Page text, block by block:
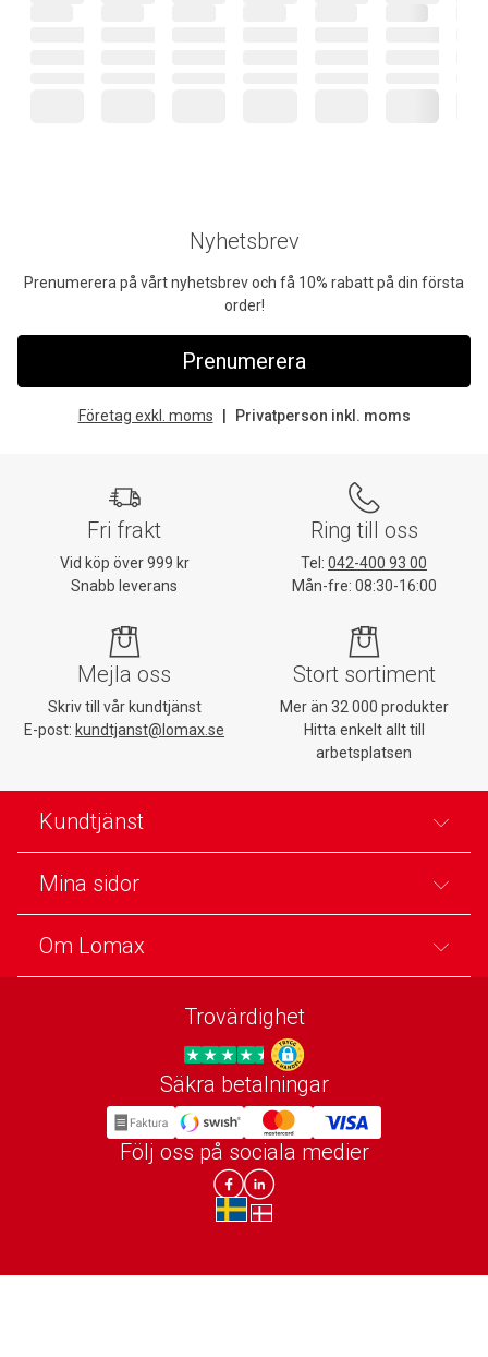
Nyhetsbrev
Prenumerera på vårt nyhetsbrev och få 10% rabatt på din första
order!
Prenumerera
Företag exkl. moms Privatperson inkl. moms
Fri frakt
Vid köp över 999 kr
Snabb leverans
Ring till oss
Tel: 042-400 93 00
Mån-fre: 08:30-16:00
Mejla oss
Skriv till vår kundtjänst
E-post: kundtjanst@lomax.se
Stort sortiment
Mer än 32 000 produkter
Hitta enkelt allt till
arbetsplatsen
Kundtjänst
Mina sidor
Om Lomax
Trovärdighet
Trygg E-handel
Säkra betalningar
Följ oss på sociala medier
Lomax DK Facebook
Lomax SE LinkIn
sv-SEda-DK